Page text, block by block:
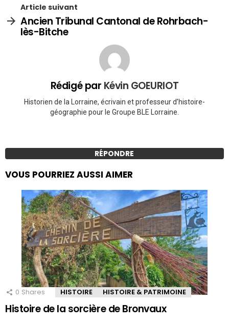
Article suivant
Ancien Tribunal Cantonal de Rohrbach-
lès-Bitche
Rédigé par Kévin GOEURIOT
Historien de la Lorraine, écrivain et professeur d’histoire-
géographie pour le Groupe BLE Lorraine.
RÉPONDRE
VOUS POURRIEZ AUSSI AIMER
0 Shares HISTOIRE HISTOIRE & PATRIMOINE
Histoire de la sorcière de Bronvaux